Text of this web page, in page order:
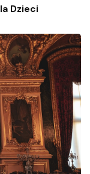
Dzieci